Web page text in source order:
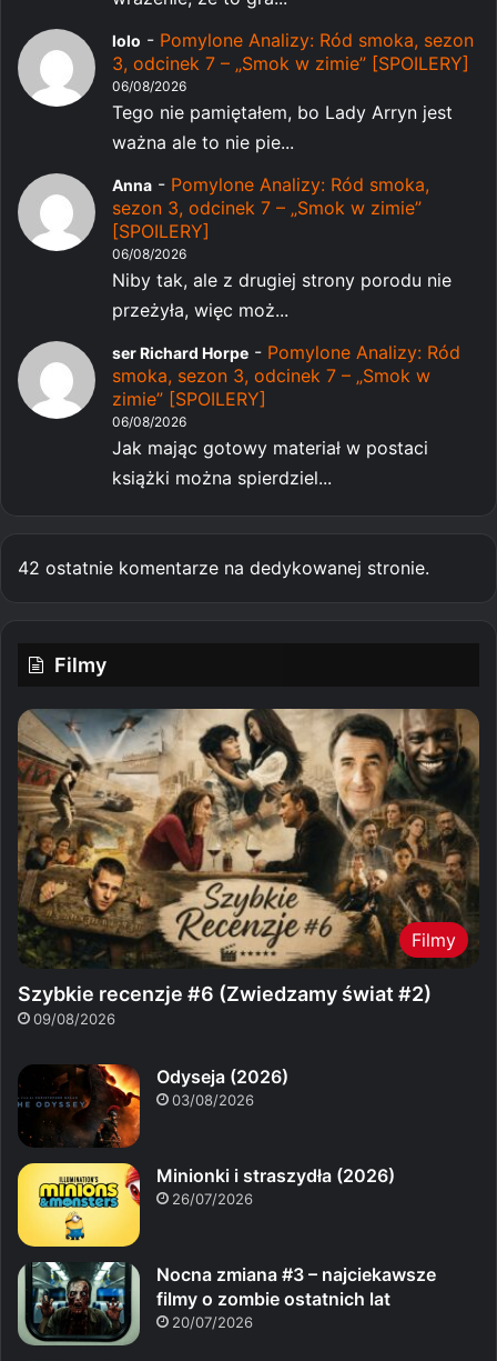
lolo - Pomylone Analizy: Ród smoka, sezon
3, odcinek 7 – „Smok w zimie” [SPOILERY]
06/08/2026
Tego nie pamiętałem, bo Lady Arryn jest
ważna ale to nie pie...
Anna - Pomylone Analizy: Ród smoka,
sezon 3, odcinek 7 – „Smok w zimie”
[SPOILERY]
06/08/2026
Niby tak, ale z drugiej strony porodu nie
przeżyła, więc moż...
ser Richard Horpe - Pomylone Analizy: Ród
smoka, sezon 3, odcinek 7 – „Smok w
zimie” [SPOILERY]
06/08/2026
Jak mając gotowy materiał w postaci
książki można spierdziel...
42 ostatnie komentarze na dedykowanej stronie.
Filmy
Filmy
Szybkie recenzje #6 (Zwiedzamy świat #2)
09/08/2026
Odyseja (2026)
03/08/2026
Minionki i straszydła (2026)
26/07/2026
Nocna zmiana #3 – najciekawsze
filmy o zombie ostatnich lat
20/07/2026